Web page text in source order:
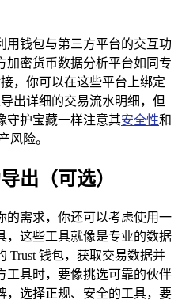
用钱包与第三方平台的交互功
加密货币数据分析平台如同专
，你可以在这些平台上绑定
出详细的交易流水明细，但
守护宝藏一样注意其安全性和
风险。
出（可选）
的需求，你还可以考虑使用一
，这些工具就像是专业的数据
Trust 钱包，获取交易数据并
工具时，要像挑选可靠的伙伴
，选择正规、安全的工具，要